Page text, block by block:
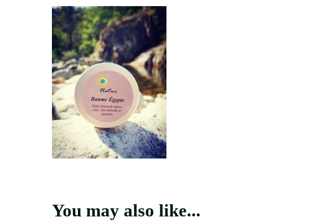
d’Égypte
Natur’
You may also like...